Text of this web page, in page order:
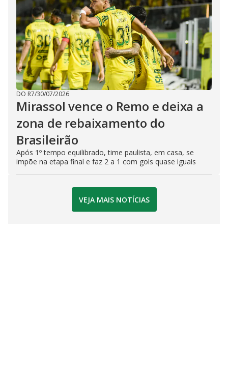
DO R7/30/07/2026
Mirassol vence o Remo e deixa a
zona de rebaixamento do
Brasileirão
Após 1º tempo equilibrado, time paulista, em casa, se
impõe na etapa final e faz 2 a 1 com gols quase iguais
VEJA MAIS NOTÍCIAS